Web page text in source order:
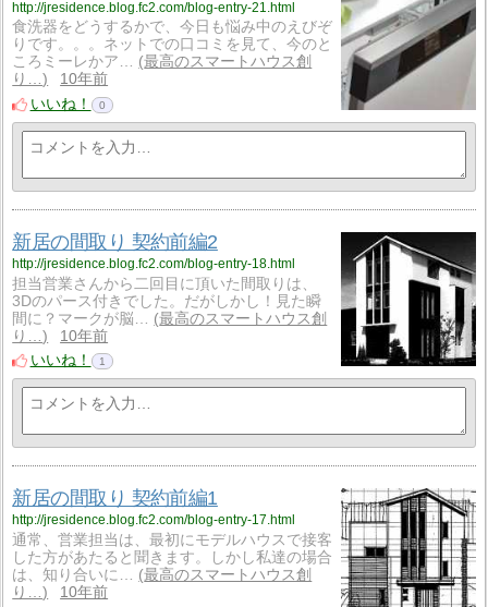
http://jresidence.blog.fc2.com/blog-entry-21.html
食洗器をどうするかで、今日も悩み中のえびぞ
りです。。。ネットでの口コミを見て、今のと
ころミーレかア…
最高のスマートハウス創
り…
10年前
いいね！
0
新居の間取り 契約前編2
http://jresidence.blog.fc2.com/blog-entry-18.html
担当営業さんから二回目に頂いた間取りは、
3Dのパース付きでした。だがしかし！見た瞬
間に？マークが脳…
最高のスマートハウス創
り…
10年前
いいね！
1
新居の間取り 契約前編1
http://jresidence.blog.fc2.com/blog-entry-17.html
通常、営業担当は、最初にモデルハウスで接客
した方があたると聞きます。しかし私達の場合
は、知り合いに…
最高のスマートハウス創
り…
10年前